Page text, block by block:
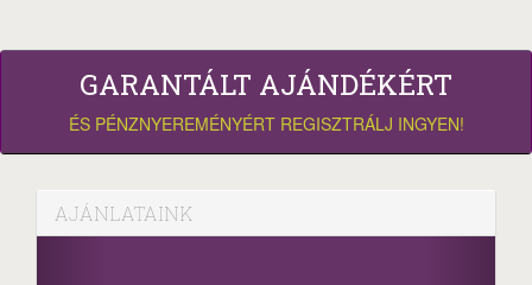
GARANTÁLT AJÁNDÉKÉRT
ÉS PÉNZNYEREMÉNYÉRT REGISZTRÁLJ INGYEN!
AJÁNLATAINK